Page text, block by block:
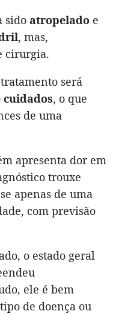
sido atropelado e
, mas,
cirurgia.
será
cuidados, o que
de uma
apresenta dor em
trouxe
apenas de uma
com previsão
o estado geral
ele é bem
de doença ou